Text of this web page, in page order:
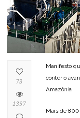
Manifesto
conter o
Amazônia
Mais de 800
73
1397